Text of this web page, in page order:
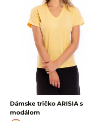
Dámske tričko ARISIA s
modálom